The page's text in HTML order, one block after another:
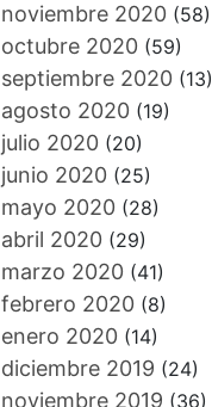
noviembre 2020(58)
octubre 2020(59)
septiembre 2020(13)
agosto 2020(19)
julio 2020(20)
junio 2020(25)
mayo 2020(28)
abril 2020(29)
marzo 2020(41)
febrero 2020(8)
enero 2020(14)
diciembre 2019 (24)
noviembre 2019 (36)